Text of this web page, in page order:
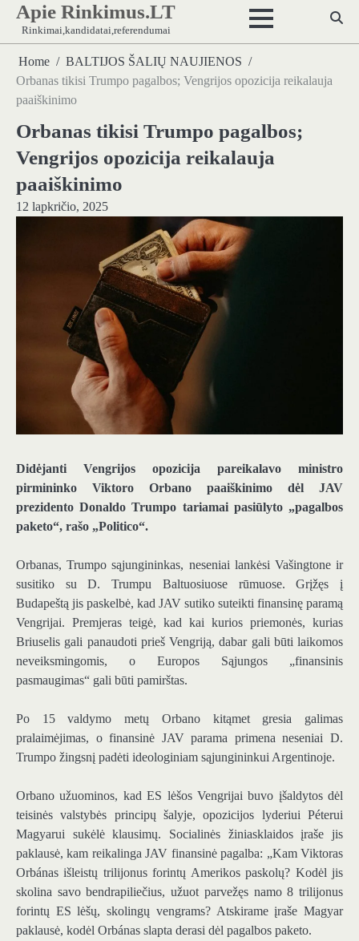
Skip
content
Apie Rinkimus.LT
Rinkimai,kandidatai,referendumai
Home
BALTIJOS ŠALIŲ NAUJIENOS
Orbanas tikisi Trumpo pagalbos; Vengrijos opozicija reikalauja
paaiškinimo
Orbanas tikisi Trumpo pagalbos;
Vengrijos opozicija reikalauja
paaiškinimo
12 lapkričio, 2025
Didėjanti Vengrijos opozicija pareikalavo ministro
pirmininko Viktoro Orbano paaiškinimo dėl JAV
prezidento Donaldo Trumpo tariamai pasiūlyto „pagalbos
paketo“, rašo „Politico“.
Orbanas, Trumpo sąjungininkas, neseniai lankėsi Vašingtone ir
susitiko su D. Trumpu Baltuosiuose rūmuose. Grįžęs į
Budapeštą jis paskelbė, kad JAV sutiko suteikti finansinę paramą
Vengrijai. Premjeras teigė, kad kai kurios priemonės, kurias
Briuselis gali panaudoti prieš Vengriją, dabar gali būti laikomos
neveiksmingomis, o Europos Sąjungos „finansinis
pasmaugimas“ gali būti pamirštas.
Po 15 valdymo metų Orbano kitąmet gresia galimas
pralaimėjimas, o finansinė JAV parama primena neseniai D.
Trumpo žingsnį padėti ideologiniam sąjungininkui Argentinoje.
Orbano užuominos, kad ES lėšos Vengrijai buvo įšaldytos dėl
teisinės valstybės principų šalyje, opozicijos lyderiui Péterui
Magyarui sukėlė klausimų. Socialinės žiniasklaidos įraše jis
paklausė, kam reikalinga JAV finansinė pagalba: „Kam Viktoras
Orbánas išleistų trilijonus forintų Amerikos paskolų? Kodėl jis
skolina savo bendrapiliečius, užuot parvežęs namo 8 trilijonus
forintų ES lėšų, skolingų vengrams? Atskirame įraše Magyar
paklausė, kodėl Orbánas slapta derasi dėl pagalbos paketo.